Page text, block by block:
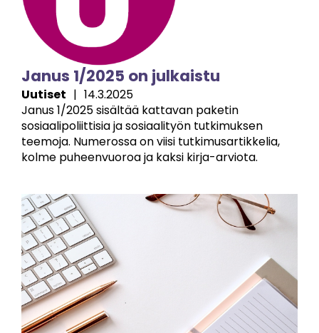
Janus 1/2025 on julkaistu
Uutiset | 14.3.2025
Janus 1/2025 sisältää kattavan paketin
sosiaalipoliittisia ja sosiaalityön tutkimuksen
teemoja. Numerossa on viisi tutkimusartikkelia,
kolme puheenvuoroa ja kaksi kirja-arviota.
Image